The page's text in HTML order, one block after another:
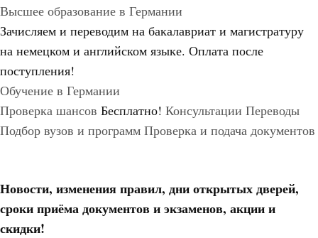
Высшее образование в Германии
Зачисляем и переводим на бакалавриат и магистратуру
на немецком и английском языке. Оплата после
поступления!
Обучение в Германии
Проверка шансов Бесплатно! Консультации Переводы
Подбор вузов и программ Проверка и подача документов
Новости, изменения правил, дни открытых дверей,
сроки приёма документов и экзаменов, акции и
скидки!